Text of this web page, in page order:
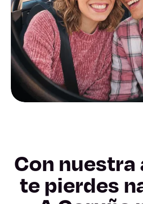
Con nuestra
te pierdes